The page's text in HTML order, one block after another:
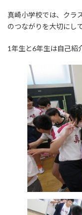
真崎小学校では、クラ
のつながりを大切にし
1年生と6年生は自己紹